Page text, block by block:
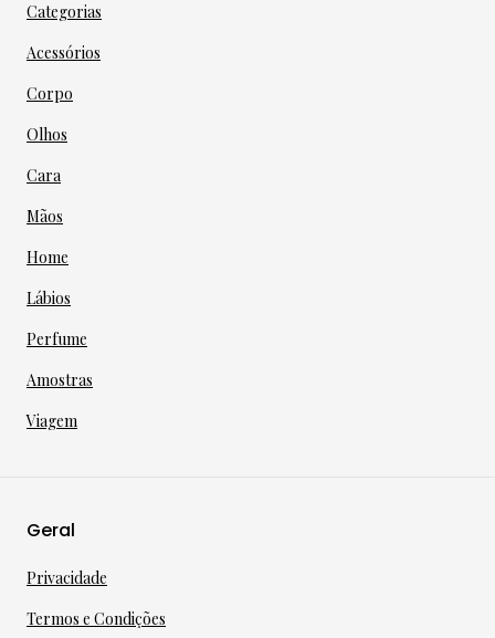
Categorias
Acessórios
Corpo
Olhos
Cara
Mãos
Home
Lábios
Perfume
Amostras
Viagem
Geral
Privacidade
Termos e Condições